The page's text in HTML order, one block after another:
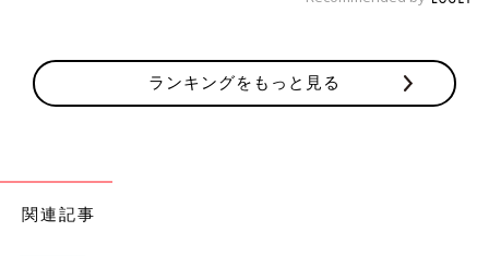
ランキングをもっと見る
関連記事